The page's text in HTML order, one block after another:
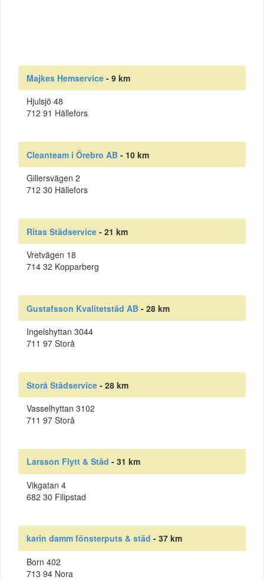
Majkes Hemservice - 9 km
Hjulsjö 48
712 91 Hällefors
Cleanteam i Örebro AB - 10 km
Gillersvägen 2
712 30 Hällefors
Ritas Städservice - 21 km
Vretvägen 18
714 32 Kopparberg
Gustafsson Kvalitetstäd AB - 28 km
Ingelshyttan 3044
711 97 Storå
Storå Städservice - 28 km
Vasselhyttan 3102
711 97 Storå
Larsson Flytt & Städ - 31 km
Vikgatan 4
682 30 Filipstad
karin damm fönsterputs & städ - 37 km
Born 402
713 94 Nora